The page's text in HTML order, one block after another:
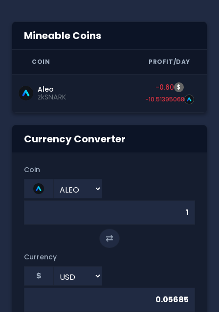
Mineable Coins
COIN PROFIT/DAY
Aleo
zkSNARK
-0.60 $
-10.51395068
Currency Converter
Coin
⇄
Currency
$